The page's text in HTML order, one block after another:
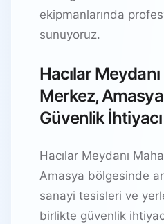
ekipmanlarında
sunuyoruz.
Hacılar
Merkez,
Güvenlik İhtiyacı
Hacılar Meydanı
Amasya bölgesinde
sanayi tesisleri ve
birlikte güvenlik